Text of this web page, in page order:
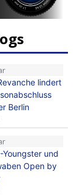
lindert
Berlin
Youngster und
Open by